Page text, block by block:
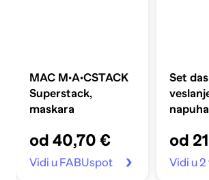
MAC M·A·CSTACK
Superstack,
maskara
od 40,70 €
Vidi u FABUspot
Set
plavi
od
Vidi u